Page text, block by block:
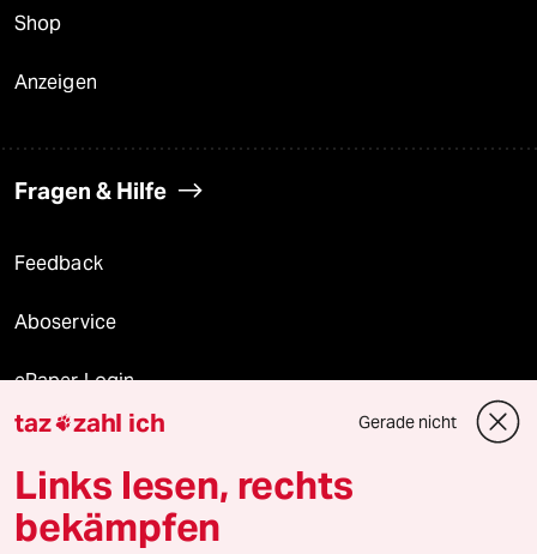
Shop
Anzeigen
Fragen & Hilfe
Feedback
Aboservice
ePaper Login
Downloads für Abonnierende
© 2026 taz Verlags und Vertriebs GmbH
taz zahl ich Gerade nicht
Links lesen, rechts
bekämpfen